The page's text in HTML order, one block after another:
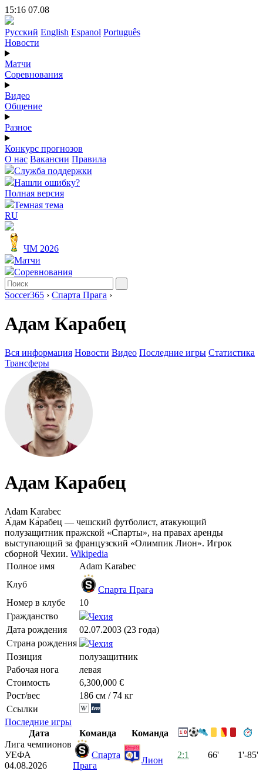
15:16 07.08
Русский English Espanol Português
Новости
Матчи
Соревнования
Видео
Общение
Разное
Конкурс прогнозов
О нас Вакансии Правила
Служба поддержки
Нашли ошибку?
Полная версия
Темная тема
RU
ЧМ 2026
Матчи
Соревнования
Soccer365 › Спарта Прага ›
Адам Карабец
Вся информация Новости Видео Последние игры Статистика
Трансферы
Адам Карабец
Adam Karabec
А́дам Ка́рабец — чешский футболист, атакующий
полузащитник пражской «Спарты», на правах аренды
выступающий за французский «Олимпик Лион». Игрок
сборной Чехии. Wikipedia
Полное имя
Adam Karabec
Клуб
Спарта Прага
Номер в клубе
10
Гражданство
Чехия
Дата рождения
02.07.2003 (23 года)
Страна рождения
Чехия
Позиция
полузащитник
Рабочая нога
левая
Стоимость
6,300,000 €
Рост/вес
186 см / 74 кг
Ссылки
Последние игры
Дата
Команда
Команда
Лига чемпионов
УЕФА
04.08.2026
Спарта
Прага
Лион
2:1 66' 1'-85'